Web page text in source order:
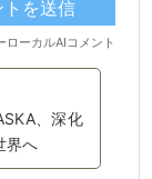
、深化
界へ